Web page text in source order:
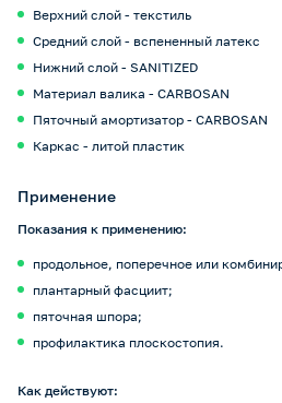
Верхний слой - текстиль
Средний слой - вспененный латекс
Нижний слой - SANITIZED
Материал валика - CARBOSAN
Пяточный амортизатор - CARBOSAN
Каркас - литой пластик
Применение
Показания к применению:
продольное, поперечное или
плантарный фасциит;
пяточная шпора;
профилактика плоскостопия.
Как действуют: